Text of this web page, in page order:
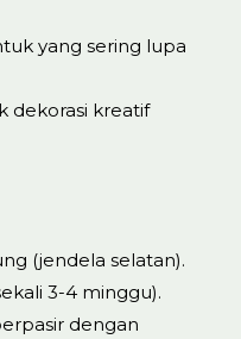
yang sering lupa
dekorasi kreatif
(jendela selatan).
3-4 minggu).
dengan